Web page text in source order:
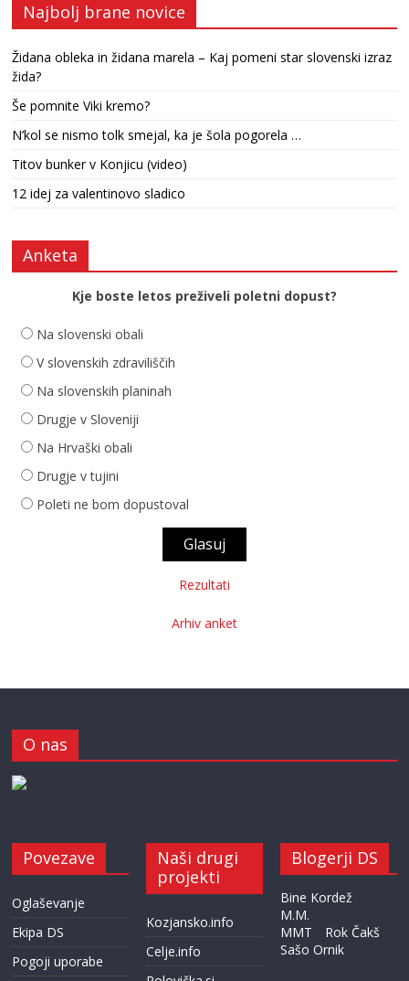
Najbolj brane novice
Židana obleka in židana marela – Kaj pomeni star slovenski izraz
žida?
Še pomnite Viki kremo?
N’kol se nismo tolk smejal, ka je šola pogorela …
Titov bunker v Konjicu (video)
12 idej za valentinovo sladico
Anketa
Kje boste letos preživeli poletni dopust?
Na slovenski obali
V slovenskih zdraviliščih
Na slovenskih planinah
Drugje v Sloveniji
Na Hrvaški obali
Drugje v tujini
Poleti ne bom dopustoval
Rezultati
Arhiv anket
O nas
Povezave
Oglaševanje
Ekipa DS
Pogoji uporabe
Naši drugi
projekti
Kozjansko.info
Celje.info
Blogerji DS
Bine Kordež
M.M.
MMT
Rok Čakš
Sašo Ornik